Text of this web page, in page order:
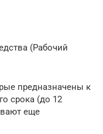
(Рабочий
предназначены к
срока (до 12
еще